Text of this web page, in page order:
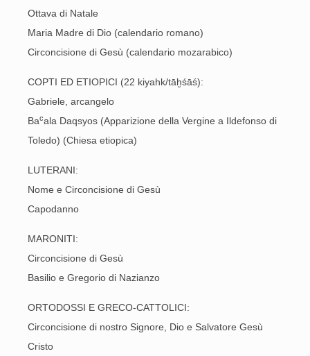
Ottava di Natale
Maria Madre di Dio (calendario romano)
Circoncisione di Gesù (calendario mozarabico)
COPTI ED ETIOPICI (22 kiyahk/tāḫśāś):
Gabriele, arcangelo
Bacala Daqsyos (Apparizione della Vergine a Ildefonso di
Toledo) (Chiesa etiopica)
LUTERANI:
Nome e Circoncisione di Gesù
Capodanno
MARONITI:
Circoncisione di Gesù
Basilio e Gregorio di Nazianzo
ORTODOSSI E GRECO-CATTOLICI:
Circoncisione di nostro Signore, Dio e Salvatore Gesù
Cristo